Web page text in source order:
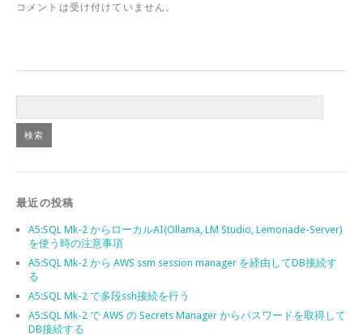
コメントは受け付けていません。
最近の投稿
A5:SQL Mk-2 からローカルAI(Ollama, LM Studio, Lemonade-Server)
を使う時の注意事項
A5:SQL Mk-2 から AWS ssm session manager を経由してDB接続す
る
A5:SQL Mk-2 で多段ssh接続を行う
A5:SQL Mk-2 で AWS の Secrets Manager からパスワードを取得して
DB接続する